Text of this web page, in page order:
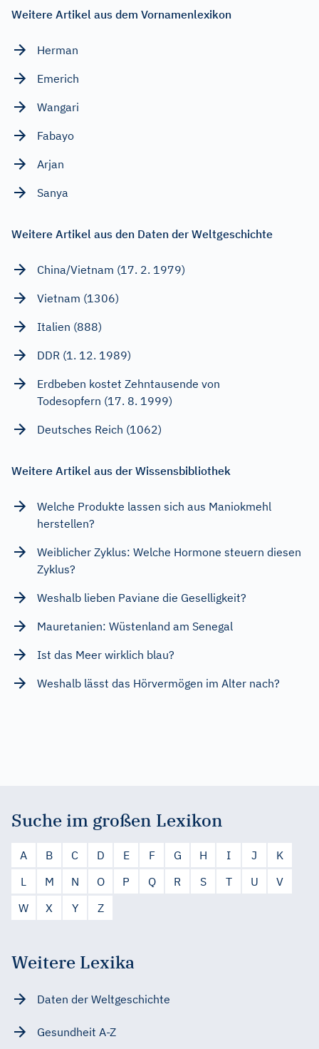
Weitere Artikel aus dem Vornamenlexikon
Herman
Emerich
Wangari
Fabayo
Arjan
Sanya
Weitere Artikel aus den Daten der Weltgeschichte
China/Vietnam (17. 2. 1979)
Vietnam (1306)
Italien (888)
DDR (1. 12. 1989)
Erdbeben kostet Zehntausende von
Todesopfern (17. 8. 1999)
Deutsches Reich (1062)
Weitere Artikel aus der Wissensbibliothek
Welche Produkte lassen sich aus Maniokmehl
herstellen?
Weiblicher Zyklus: Welche Hormone steuern diesen
Zyklus?
Weshalb lieben Paviane die Geselligkeit?
Mauretanien: Wüstenland am Senegal
Ist das Meer wirklich blau?
Weshalb lässt das Hörvermögen im Alter nach?
Suche im großen Lexikon
A B C D E F G H I J
K
L
M N O P Q R S T U
V
W
X Y Z
Weitere Lexika
Daten der Weltgeschichte
Gesundheit A-Z